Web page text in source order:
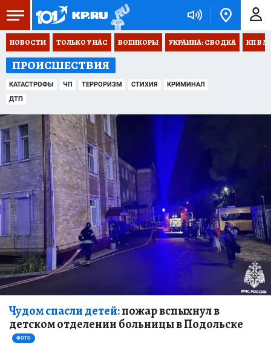
НОВОСТИ ТОЛЬКО У НАС ВОЕНКОРЫ УКРАИНА: СВОДКА КП В
ПРОИСШЕСТВИЯ
КАТАСТРОФЫ ЧП ТЕРРОРИЗМ СТИХИЯ
КРИМИНАЛ
ДТП
Чудом спасли детей:пожар вспыхнул в
детском отделении больницы в Подольске
ФОТО